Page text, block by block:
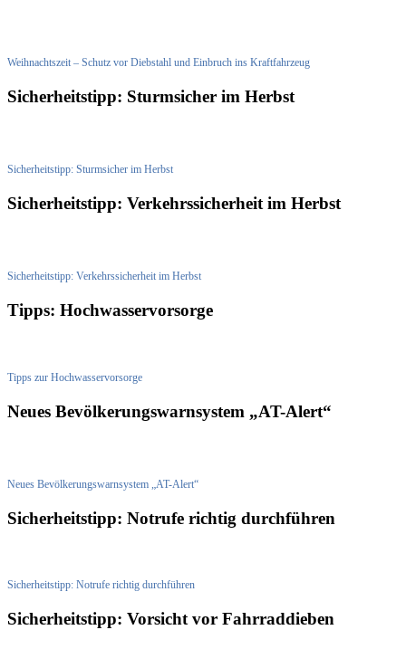
Weihnachtszeit – Schutz vor Diebstahl und Einbruch ins Kraftfahrzeug
Sicherheitstipp: Sturmsicher im Herbst
Sicherheitstipp: Sturmsicher im Herbst
Sicherheitstipp: Verkehrssicherheit im Herbst
Sicherheitstipp: Verkehrssicherheit im Herbst
Tipps: Hochwasservorsorge
Tipps zur Hochwasservorsorge
Neues Bevölkerungswarnsystem „AT-Alert“
Neues Bevölkerungswarnsystem „AT-Alert“
Sicherheitstipp: Notrufe richtig durchführen
Sicherheitstipp: Notrufe richtig durchführen
Sicherheitstipp: Vorsicht vor Fahrraddieben